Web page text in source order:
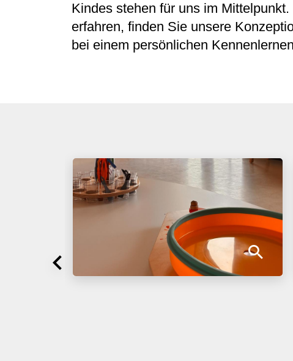
Kindes stehen für uns im
erfahren, finden Sie unsere
bei einem persönlichen